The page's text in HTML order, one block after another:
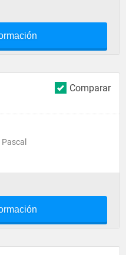
Comparar